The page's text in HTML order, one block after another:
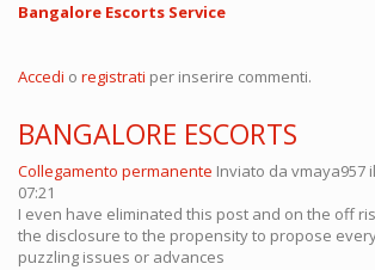
Bangalore Escorts Service
Accedi o registrati per inserire commenti.
BANGALORE ESCORTS
Collegamento permanente Inviato da vmaya957
07:21
I even have eliminated this post and on the off
the disclosure to the propensity to propose
puzzling issues or advances